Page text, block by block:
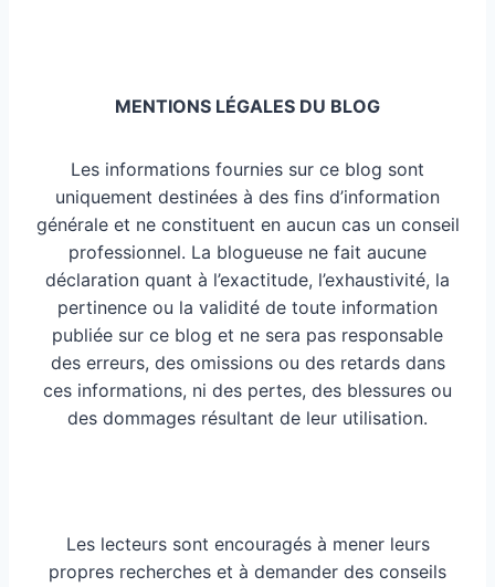
MENTIONS LÉGALES DU BLOG
Les informations fournies sur ce blog sont
uniquement destinées à des fins d’information
générale et ne constituent en aucun cas un conseil
professionnel. La blogueuse ne fait aucune
déclaration quant à l’exactitude, l’exhaustivité, la
pertinence ou la validité de toute information
publiée sur ce blog et ne sera pas responsable
des erreurs, des omissions ou des retards dans
ces informations, ni des pertes, des blessures ou
des dommages résultant de leur utilisation.
Les lecteurs sont encouragés à mener leurs
propres recherches et à demander des conseils